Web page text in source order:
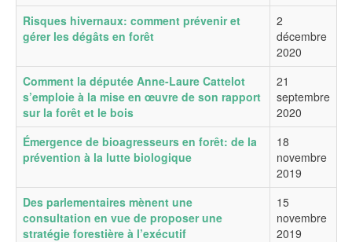
Risques hivernaux: comment prévenir et
gérer les dégâts en forêt
2
décembre
2020
Comment la députée Anne-Laure Cattelot
s’emploie à la mise en œuvre de son rapport
sur la forêt et le bois
21
septembre
2020
Émergence de bioagresseurs en forêt: de la
prévention à la lutte biologique
18
novembre
2019
Des parlementaires mènent une
consultation en vue de proposer une
stratégie forestière à l’exécutif
15
novembre
2019